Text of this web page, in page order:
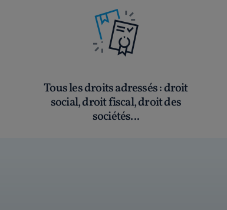
Tous les droits adressés: droit
social, droit fiscal, droit des
sociétés...